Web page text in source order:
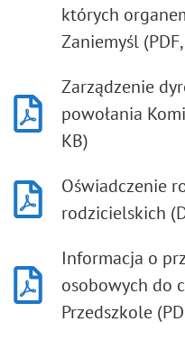
których
Zaniemyśl
Zarządzenie
powołania
KB)
Oświadczenie
rodzicielskich
Informacja o
osobowych do
Przedszkole